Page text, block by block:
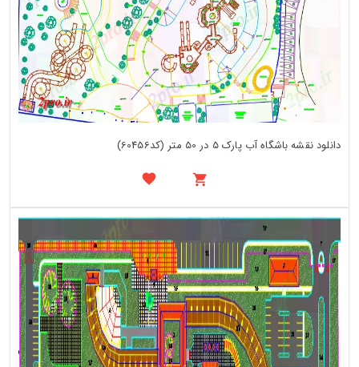
دانلود نقشه باشگاه آب پارک 5 در 50 متر (کد60456)